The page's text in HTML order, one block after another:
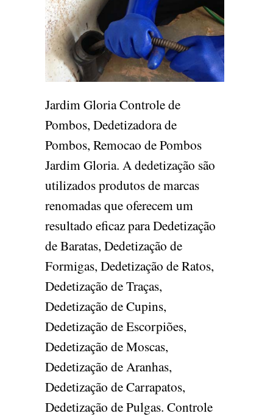
Jardim Gloria Controle de
Pombos, Dedetizadora de
Pombos, Remocao de Pombos
Jardim Gloria. A dedetização são
utilizados produtos de marcas
renomadas que oferecem um
resultado eficaz para Dedetização
de Baratas, Dedetização de
Formigas, Dedetização de Ratos,
Dedetização de Traças,
Dedetização de Cupins,
Dedetização de Escorpiões,
Dedetização de Moscas,
Dedetização de Aranhas,
Dedetização de Carrapatos,
Dedetização de Pulgas. Controle